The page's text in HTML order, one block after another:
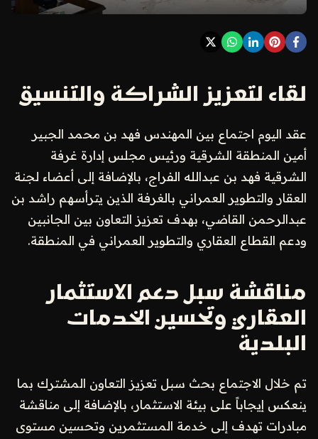
لقاء لتعزيز الشراكة والتنسيق
عقد اليوم اجتماع بين المهندس فهد بن محمد الجبير
أمين المنطقة الشرقية ورئيس مجلس إدارة غرفة
الشرقية فهد بن عبدالله الفراج، بالإضافة إلى أعضاء لجنة
العقار والتطوير العمراني بالغرفة الذين يترأسهم راشد بن
عبدالرحمن القاضي، بهدف تعزيز التعاون بين الجانبين
ودعم القطاع العقاري والتطوير العمراني في المنطقة.
مناقشة سبل دعم الاستثمار
العقاري وتحسين الخدمات
البلدية
تم خلال الاجتماع بحث سبل تعزيز التعاون المشترك بما
ينعكس إيجاباً على بيئة الاستثمار، بالإضافة إلى مناقشة
مبادرات تهدف إلى خدمة المستثمرين وتحسين مستوى